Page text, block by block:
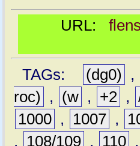
URL:
TAGs: (dg0) ,
roc)
, (w , +2 ,
1000 , 1007 ,
,
108/109 , 110 ,